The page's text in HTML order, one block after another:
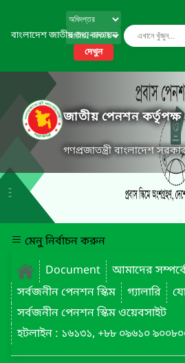
বাংলাদেশ জাতীয় তথ্য বাতায়ন
দেখুন
জাতীয় পেনশন কর্তৃপক্ষ
গণপ্রজাতন্ত্রী বাংলাদেশ
মেনু নির্বাচন করুন
Document
আমাদের
সর্বজনীন পেনশন স্কিম
গ্যালারি
সর্বজনীন পেনশন স্কিম ওয়েবসাইট
হটলাইন : ১৬১৩১, +৮৮ ০৯৬১০